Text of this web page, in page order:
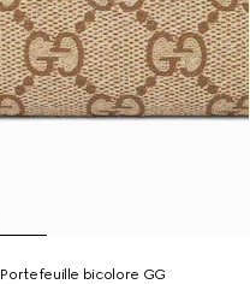
Portefeuille bicolore GG